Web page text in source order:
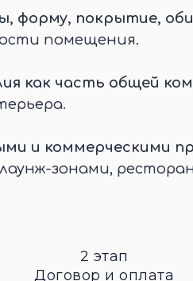
форму, покрытие,
помещения.
как часть общей
и коммерческими
зонами,
2 этап
Договор и оплата